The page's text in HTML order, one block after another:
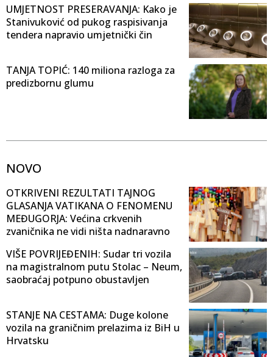
UMJETNOST PRESERAVANJA: Kako je
Stanivuković od pukog raspisivanja
tendera napravio umjetnički čin
TANJA TOPIĆ: 140 miliona razloga za
predizbornu glumu
NOVO
OTKRIVENI REZULTATI TAJNOG
GLASANJA VATIKANA O FENOMENU
MEĐUGORJA: Većina crkvenih
zvaničnika ne vidi ništa nadnaravno
VIŠE POVRIJEĐENIH: Sudar tri vozila
na magistralnom putu Stolac – Neum,
saobraćaj potpuno obustavljen
STANJE NA CESTAMA: Duge kolone
vozila na graničnim prelazima iz BiH u
Hrvatsku